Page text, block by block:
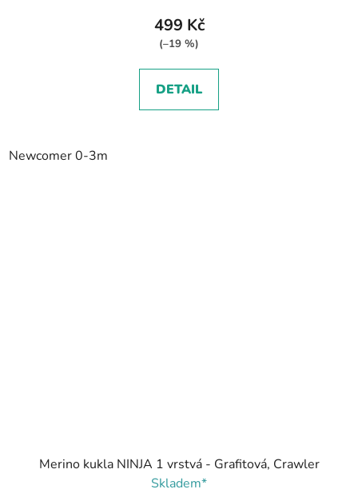
499 Kč
(–19 %)
DETAIL
Newcomer 0-3m
Merino kukla NINJA 1 vrstvá - Grafitová, Crawler
Skladem*